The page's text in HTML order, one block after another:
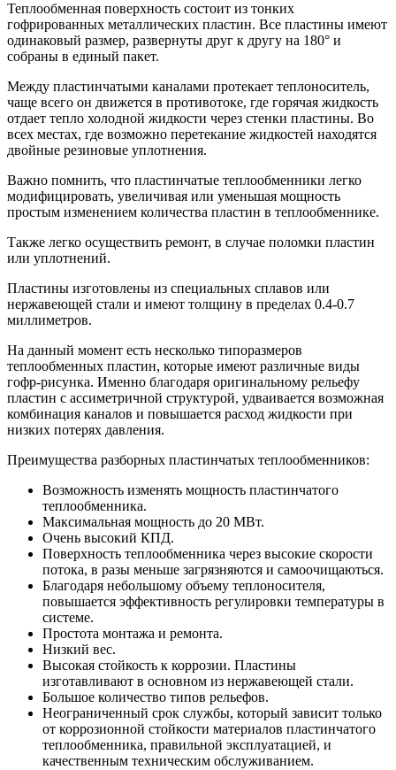
Теплообменная поверхность состоит из тонких
гофрированных металлических пластин. Все пластины имеют
одинаковый размер, развернуты друг к другу на 180° и
собраны в единый пакет.
Между пластинчатыми каналами протекает теплоноситель,
чаще всего он движется в противотоке, где горячая жидкость
отдает тепло холодной жидкости через стенки пластины. Во
всех местах, где возможно перетекание жидкостей находятся
двойные резиновые уплотнения.
Важно помнить, что пластинчатые теплообменники легко
модифицировать, увеличивая или уменьшая мощность
простым изменением количества пластин в теплообменнике.
Также легко осуществить ремонт, в случае поломки пластин
или уплотнений.
Пластины изготовлены из специальных сплавов или
нержавеющей стали и имеют толщину в пределах 0.4-0.7
миллиметров.
На данный момент есть несколько типоразмеров
теплообменных пластин, которые имеют различные виды
гофр-рисунка. Именно благодаря оригинальному рельефу
пластин с ассиметричной структурой, удваивается возможная
комбинация каналов и повышается расход жидкости при
низких потерях давления.
Преимущества разборных пластинчатых теплообменников:
Возможность изменять мощность пластинчатого
теплообменника.
Максимальная мощность до 20 МВт.
Очень высокий КПД.
Поверхность теплообменника через высокие скорости
потока, в разы меньше загрязняются и самоочищаються.
Благодаря небольшому объему теплоносителя,
повышается эффективность регулировки температуры в
системе.
Простота монтажа и ремонта.
Низкий вес.
Высокая стойкость к коррозии. Пластины
изготавливают в основном из нержавеющей стали.
Большое количество типов рельефов.
Неограниченный срок службы, который зависит только
от коррозионной стойкости материалов пластинчатого
теплообменника, правильной эксплуатацией, и
качественным техническим обслуживанием.